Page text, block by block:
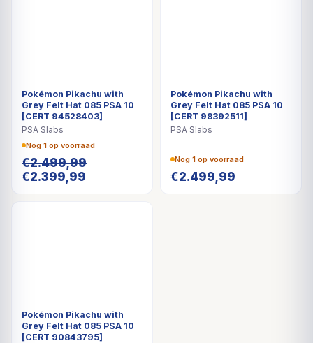
Pokémon Pikachu with
Grey Felt Hat 085 PSA 10
[CERT 94528403]
PSA Slabs
Nog 1 op voorraad
€2.499,99
Oorspronkelijke
€2.399,99
Pokémon Pikachu with
Grey Felt Hat 085 PSA 10
[CERT 98392511]
PSA Slabs
Nog 1 op voorraad
€2.499,99
Pokémon Pikachu with
Grey Felt Hat 085 PSA 10
[CERT 90843795]